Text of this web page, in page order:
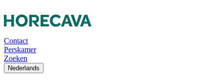
Contact
Perskamer
Zoeken
Nederlands